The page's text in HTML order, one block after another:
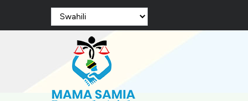
to
Select
your
language